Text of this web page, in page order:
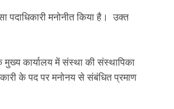
पदाधिकारी मनोनीत किया है। उक्त
कार्यालय में संस्था की संस्थापिका
के पद पर मनोनय से संबंधित प्रमाण